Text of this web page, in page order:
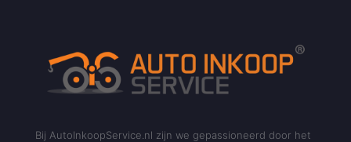
Bij AutoInkoopService.nl zijn we gepassioneerd door het